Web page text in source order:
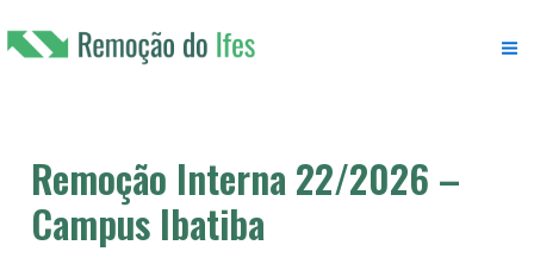
para
Remoção Interna 22/2026 –
Campus Ibatiba